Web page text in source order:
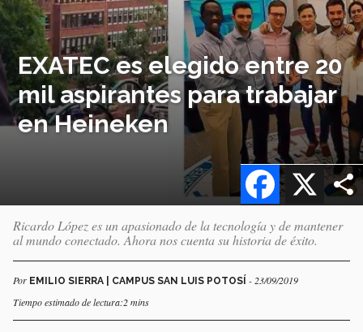
EXATEC es elegido entre 20
mil aspirantes para trabajar
en Heineken
X
Facebook
Ricardo López es un apasionado de la tecnología y de mantener
al mundo conectado. Ahora nos cuenta su historia de éxito.
Por EMILIO SIERRA | CAMPUS SAN LUIS POTOSÍ - 23/09/2019
Tiempo estimado de lectura:2 mins